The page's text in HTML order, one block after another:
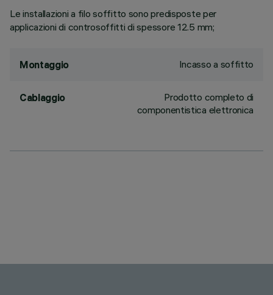
Le installazioni a filo soffitto sono predisposte per
applicazioni di controsoffitti di spessore 12.5 mm;
Montaggio Incasso a soffitto
Cablaggio
Prodotto completo di
componentistica elettronica